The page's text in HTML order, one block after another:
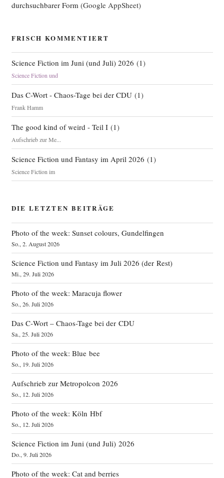
durchsuchbarer Form (Google AppSheet)
FRISCH KOMMENTIERT
Science Fiction im Juni (und Juli) 2026 (1)
Science Fiction und
Das C-Wort - Chaos-Tage bei der CDU(1)
Frank Hamm
The good kind of weird - Teil I(1)
Aufschrieb zur Me...
Science Fiction und Fantasy im April 2026 (1)
Science Fiction im
DIE LETZTEN BEITRÄGE
Photo of the week: Sunset colours, Gundelfingen
So., 2. August 2026
Science Fiction und Fantasy im Juli 2026 (der Rest)
Mi., 29. Juli 2026
Photo of the week: Maracuja flower
So., 26. Juli 2026
Das C‑Wort – Chaos-Tage bei der CDU
Sa., 25. Juli 2026
Photo of the week: Blue bee
So., 19. Juli 2026
Aufschrieb zur Metropolcon 2026
So., 12. Juli 2026
Photo of the week: Köln Hbf
So., 12. Juli 2026
Science Fiction im Juni (und Juli) 2026
Do., 9. Juli 2026
Photo of the week: Cat and berries